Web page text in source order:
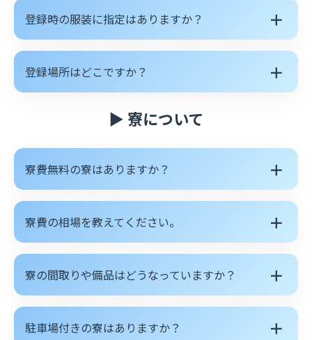
登録時の服装に指定はありますか？ ＋
登録場所はどこですか？ ＋
▶ 寮について
寮費無料の寮はありますか？ ＋
寮費の相場を教えてください。 ＋
寮の間取りや備品はどうなっていますか？ ＋
駐車場付きの寮はありますか？ ＋